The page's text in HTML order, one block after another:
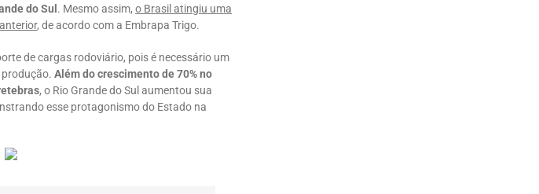
do Sul . Mesmo assim, o Brasil atingiu uma
, de acordo com a Embrapa Trigo.
de cargas rodoviário, pois é necessário um
Além do crescimento de 70% no
, o Rio Grande do Sul aumentou sua
esse protagonismo do Estado na